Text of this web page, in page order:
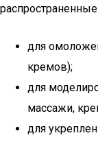
для
кремов);
для
массажи,
для